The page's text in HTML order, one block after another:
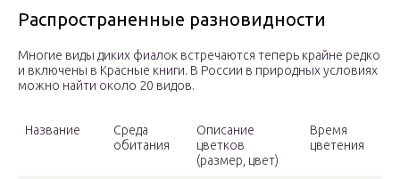
Распространенные разновидности
Многие виды диких фиалок встречаются теперь крайне редко
и включены в Красные книги. В России в природных условиях
можно найти около 20 видов.
Название
Среда
обитания
Описание
цветков
(размер, цвет)
Время
цветения